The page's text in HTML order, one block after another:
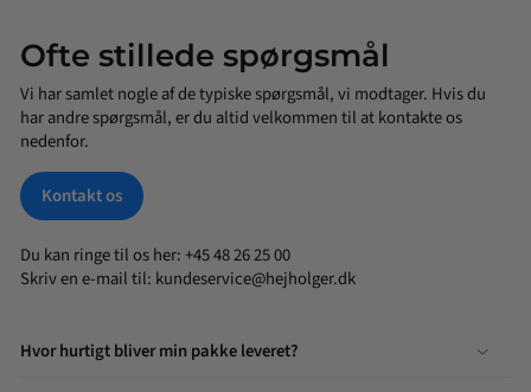
Ofte stillede spørgsmål
Vi har samlet nogle af de typiske spørgsmål, vi modtager. Hvis du
har andre spørgsmål, er du altid velkommen til at kontakte os
nedenfor.
Kontakt os
Du kan ringe til os her: +45 48 26 25 00
Skriv en e-mail til: kundeservice@hejholger.dk
Hvor hurtigt bliver min pakke leveret?